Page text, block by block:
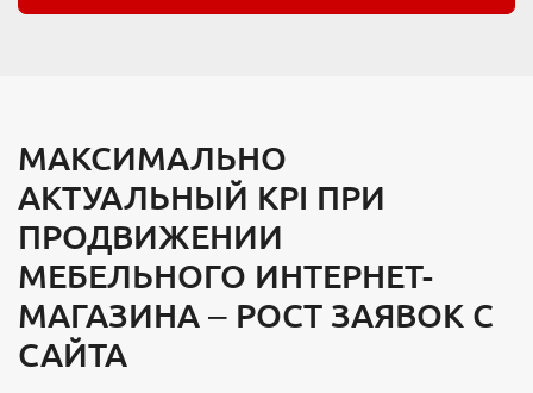
МАКСИМАЛЬНО
АКТУАЛЬНЫЙ KPI ПРИ
ПРОДВИЖЕНИИ
МЕБЕЛЬНОГО ИНТЕРНЕТ-
МАГАЗИНА – РОСТ ЗАЯВОК С
САЙТА